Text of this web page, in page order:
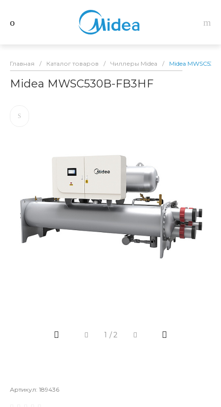
Главная / Каталог товаров / Чиллеры Midea / Midea
Midea MWSC530B-FB3HF
1 /2
Артикул: 189436